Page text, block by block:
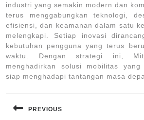
industri yang semakin modern dan
terus menggabungkan teknologi,
efisiensi, dan keamanan dalam satu
melengkapi. Setiap inovasi
kebutuhan pengguna yang terus
waktu. Dengan strategi ini,
menghadirkan solusi mobilitas
siap menghadapi tantangan masa
pos
PREVIOUS